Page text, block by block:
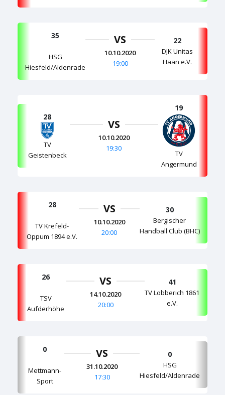
35
HSG
Hiesfeld/Aldenrade
VS
10.10.2020
19:00
22
DJK Unitas
Haan e.V.
28
TV
Geistenbeck
VS
10.10.2020
19:30
19
TV
Angermund
28
TV Krefeld-
Oppum 1894 e.V.
VS
10.10.2020
20:00
30
Bergischer
Handball Club (BHC)
26
TSV
Aufderhöhe
VS
14.10.2020
20:00
41
TV Lobberich 1861
e.V.
0
Mettmann-
Sport
VS
31.10.2020
17:30
0
HSG
Hiesfeld/Aldenrade